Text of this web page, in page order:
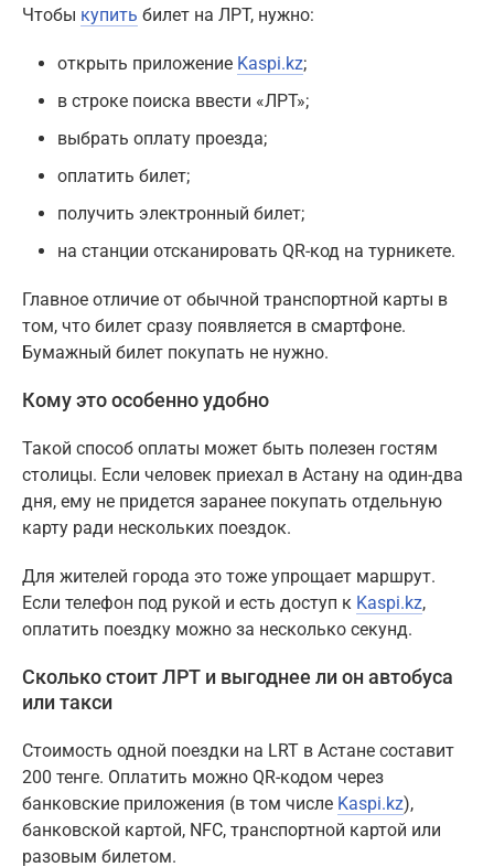
Чтобы купить билет на ЛРТ, нужно:
открыть приложение Kaspi.kz;
в строке поиска ввести «ЛРТ»;
выбрать оплату проезда;
оплатить билет;
получить электронный билет;
на станции отсканировать QR-код на турникете.
Главное отличие от обычной транспортной карты в
том, что билет сразу появляется в смартфоне.
Бумажный билет покупать не нужно.
Кому это особенно удобно
Такой способ оплаты может быть полезен гостям
столицы. Если человек приехал в Астану на один-два
дня, ему не придется заранее покупать отдельную
карту ради нескольких поездок.
Для жителей города это тоже упрощает маршрут.
Если телефон под рукой и есть доступ к Kaspi.kz,
оплатить поездку можно за несколько секунд.
Сколько стоит ЛРТ и выгоднее ли он автобуса
или такси
Стоимость одной поездки на LRT в Астане составит
200 тенге. Оплатить можно QR-кодом через
банковские приложения (в том числе Kaspi.kz),
банковской картой, NFC, транспортной картой или
разовым билетом.